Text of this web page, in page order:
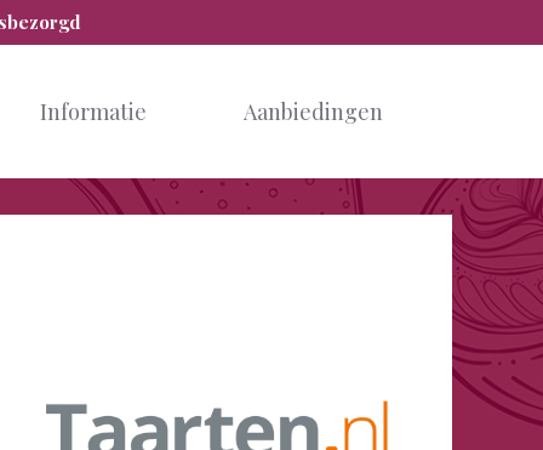
Informatie Aanbiedingen